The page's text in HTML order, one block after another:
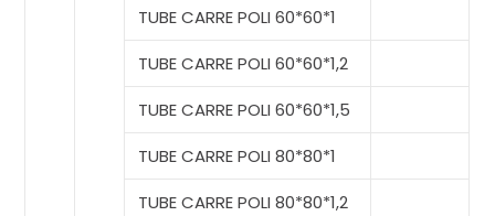
TUBE CARRE POLI 60*60*1
TUBE CARRE POLI 60*60*1,2
TUBE CARRE POLI 60*60*1,5
TUBE CARRE POLI 80*80*1
TUBE CARRE POLI 80*80*1,2